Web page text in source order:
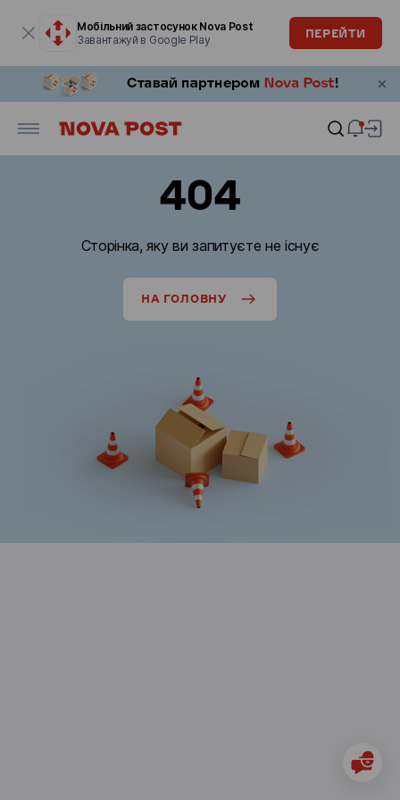
Мобільний застосунок Nova Post
Завантажуй в Google Play
ПЕРЕЙТИ
404
Сторінка, яку ви запитуєте не існує
НА ГОЛОВНУ